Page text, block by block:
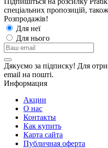
спеціальних пропозицій,
Розпродажiв!
Для неї
Для нього
Дякуємо за підписку! Для
email на пошті.
Информация
Акции
О нас
Контакты
Как купить
Карта сайта
Публичная оферта